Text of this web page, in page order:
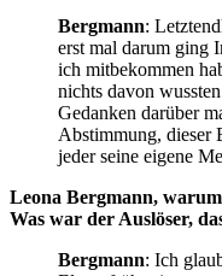
Bergmann:
erst mal darum ging
ich mitbekommen
nichts davon
Gedanken darüber
Abstimmung, dieser
jeder seine eigene
Leona Bergmann,
Was war der Auslöser,
Bergmann: Ich